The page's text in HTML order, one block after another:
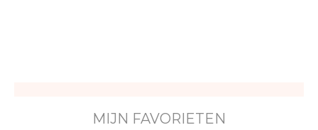
MIJN FAVORIETEN